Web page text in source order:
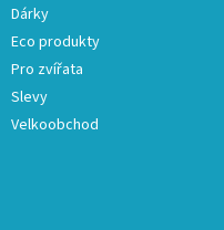
Dárky
Eco produkty
Pro zvířata
Slevy
Velkoobchod